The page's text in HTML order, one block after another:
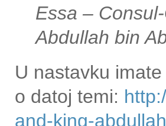
Essa –
Abdullah bin
U nastavku
o datoj temi:
and-king-